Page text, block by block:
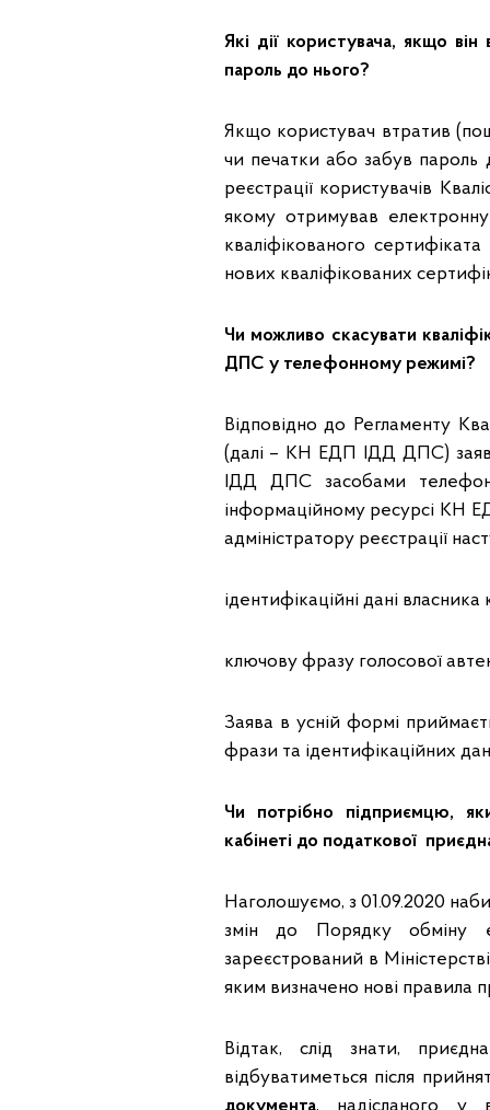
Які дії користувача, якщо
пароль до нього?
Якщо користувач втратив
чи печатки або забув пароль
реєстрації користувачів
якому отримував
кваліфікованого
нових кваліфікованих
Чи можливо скасувати
ДПС у телефонному режимі?
Відповідно до Регламенту
(далі – КН ЕДП ІДД ДПС)
ІДД ДПС засобами
інформаційному ресурсі КН
адміністратору реєстрації
ідентифікаційні дані
ключову фразу голосової
Заява в усній формі
фрази та ідентифікаційних
Чи потрібно підприємцю,
кабінеті до податкової
Наголошуємо, з 01.09.2020
змін до Порядку обміну
зареєстрований в
яким визначено нові правила
Відтак, слід знати,
відбуватиметься після
, надісланого у